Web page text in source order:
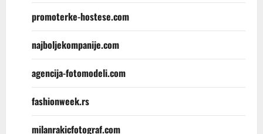
promoterke-hostese.com
najboljekompanije.com
agencija-fotomodeli.com
fashionweek.rs
milanrakicfotograf.com